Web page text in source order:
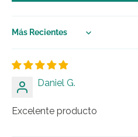
Sort by
Daniel G.
Excelente producto